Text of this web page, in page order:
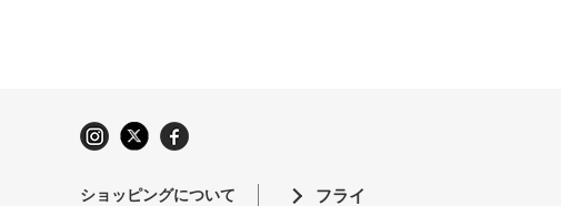
ショッピングについて フライ